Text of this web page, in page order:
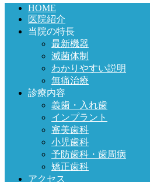
HOME
医院紹介
当院の特長
最新機器
滅菌体制
わかりやすい説明
無痛治療
診療内容
義歯・入れ歯
インプラント
審美歯科
小児歯科
予防歯科・歯周病
矯正歯科
アクセス